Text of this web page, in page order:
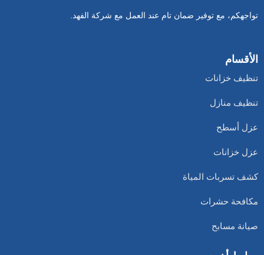
تواجهكم، مع توفير ضمان تام عند العمل مع شركة الفهد.
الأقسام
تنظيف خزانات
تنظيف منازل
عزل أسطح
عزل خزانات
كشف تسربات المياة
مكافحة حشرات
صيانة مسابح